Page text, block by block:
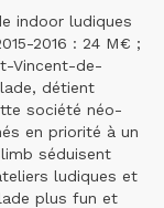
indoor ludiques
2016 : 24 M€ ;
Vincent-de-
détient
société néo-
en priorité à un
séduisent
ludiques et
plus fun et